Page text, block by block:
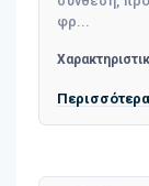
φρ...
Περισσότερα